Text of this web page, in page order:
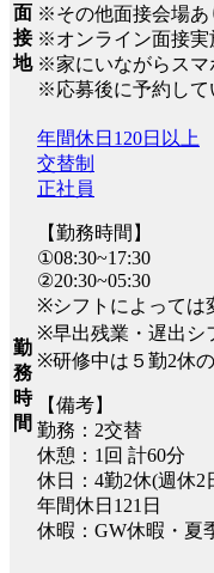
面
接
地
※その他面接会場あ
※オンライン面接実
※家にいながらスマ
※応募後に予約して
勤
務
時
間
年間休日120日以上
交替制
正社員
【勤務時間】
①08:30~17:30
②20:30~05:30
※シフトによっては
※早出残業・遅出シ
※研修中は５勤2休
【備考】
勤務：2交替
休憩：1回 計60分
休日：4勤2休(週休
年間休日121日
休暇：GW休暇・夏